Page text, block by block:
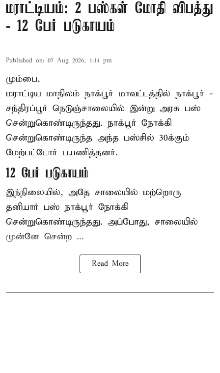
மராட்டியம்: 2 பஸ்கள் மோதி விபத்து
- 12 பேர் படுகாயம்
Published on: 07 Aug 2026, 1:14 pm
மும்பை,
மராட்டிய மாநிலம் நாக்பூர் மாவட்டத்தில் நாக்பூர் -
சந்திரப்பூர் நெடுஞ்சாலையில் இன்று அரசு பஸ்
சென்றுகொண்டிருந்தது. நாக்பூர் நோக்கி
சென்றுகொண்டிருந்த அந்த பஸ்சில் 30க்கும்
மேற்பட்டோர் பயணித்தனர்.
12 பேர் படுகாயம்
இந்நிலையில், அதே சாலையில் மற்றொரு
தனியார் பஸ் நாக்பூர் நோக்கி
சென்றுகொண்டிருந்தது. அப்போது, சாலையில்
முன்னே சென்ற ...
Read More